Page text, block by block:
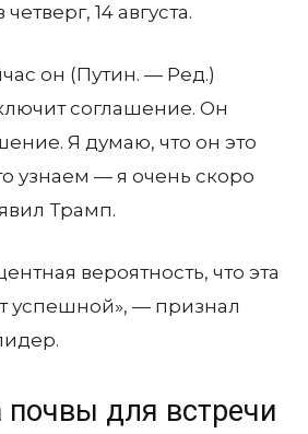
14 августа.
он (Путин. — Ред.)
соглашение. Он
Я думаю, что он это
узнаем — я очень скоро
Трамп.
вероятность, что эта
успешной», — признал
почвы для встречи